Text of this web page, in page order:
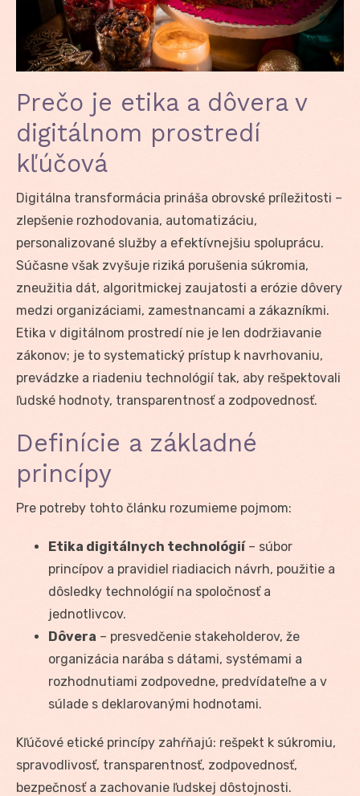
Prečo je etika a dôvera v
digitálnom prostredí
kľúčová
Digitálna transformácia prináša obrovské príležitosti –
zlepšenie rozhodovania, automatizáciu,
personalizované služby a efektívnejšiu spoluprácu.
Súčasne však zvyšuje riziká porušenia súkromia,
zneužitia dát, algoritmickej zaujatosti a erózie dôvery
medzi organizáciami, zamestnancami a zákazníkmi.
Etika v digitálnom prostredí nie je len dodržiavanie
zákonov; je to systematický prístup k navrhovaniu,
prevádzke a riadeniu technológií tak, aby rešpektovali
ľudské hodnoty, transparentnosť a zodpovednosť.
Definície a základné
princípy
Pre potreby tohto článku rozumieme pojmom:
Etika digitálnych technológií– súbor
princípov a pravidiel riadiacich návrh, použitie a
dôsledky technológií na spoločnosť a
jednotlivcov.
Dôvera – presvedčenie stakeholderov, že
organizácia narába s dátami, systémami a
rozhodnutiami zodpovedne, predvídateľne a v
súlade s deklarovanými hodnotami.
Kľúčové etické princípy zahŕňajú: rešpekt k súkromiu,
spravodlivosť, transparentnosť, zodpovednosť,
bezpečnosť a zachovanie ľudskej dôstojnosti.